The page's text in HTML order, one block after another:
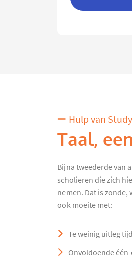
Hulp van
Taal,
Bijna tweederde van
scholieren die zich
nemen. Dat is
ook moeite met:
Te weinig uitleg
Onvoldoende